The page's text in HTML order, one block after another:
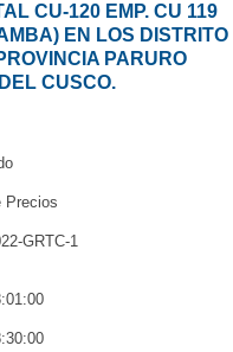
CU-120 EMP. CU 119
EN LOS DISTRITO
PARURO
CUSCO.
Precios
GRTC-1